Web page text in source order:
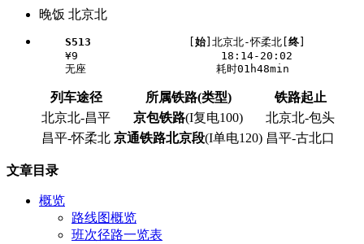
晚饭 北京北
S513 始 ]北京北-怀柔北[ 终
    ¥9                      18:14-20:02
列车途径 所属铁路(类型)
铁路起止
北京北-昌平
京包铁路(I复电100)
北京北-包头
昌平-怀柔北 京通铁路北京段(I单电120) 昌平-古北口
文章目录
概览
路线图概览
班次径路一览表